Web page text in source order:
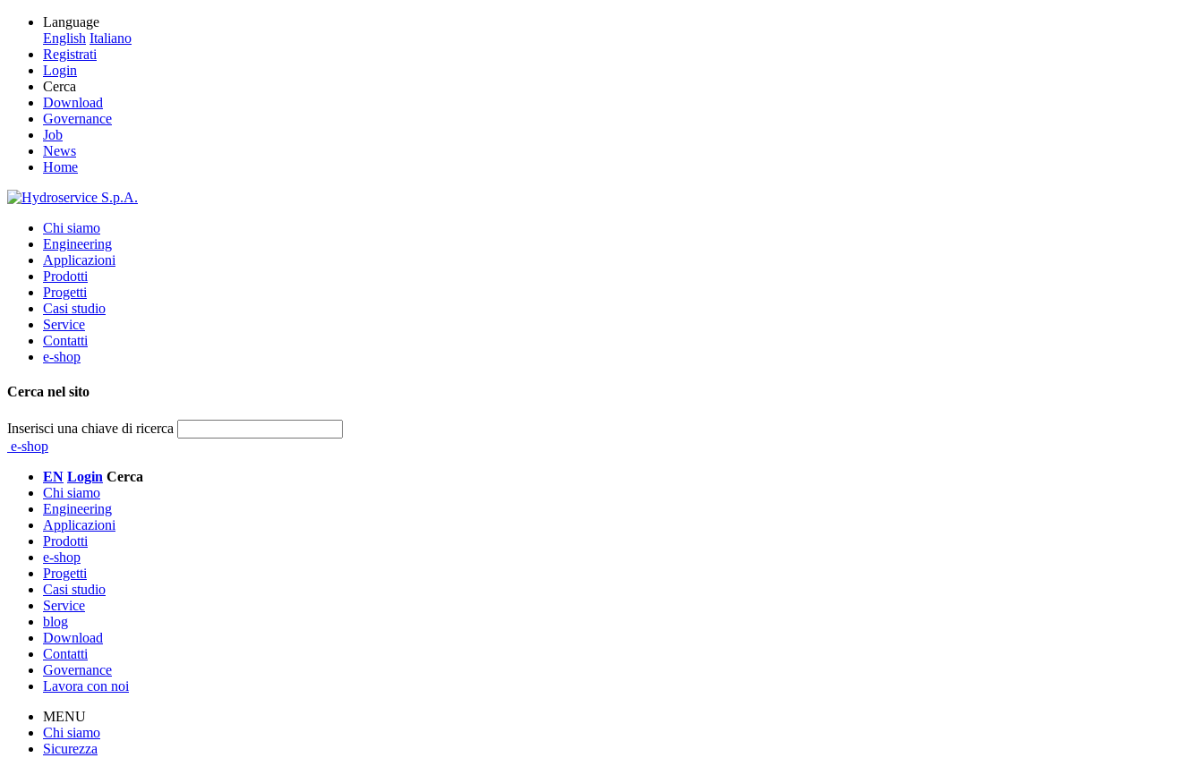
Language
English Italiano
Registrati
Login
Cerca
Download
Governance
Job
News
Home
Chi siamo
Engineering
Applicazioni
Prodotti
Progetti
Casi studio
Service
Contatti
e-shop
Cerca nel sito
Inserisci una chiave di ricerca
e-shop
EN Login Cerca
Chi siamo
Engineering
Applicazioni
Prodotti
e-shop
Progetti
Casi studio
Service
blog
Download
Contatti
Governance
Lavora con noi
MENU
Chi siamo
Sicurezza